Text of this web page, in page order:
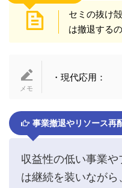
セミの抜け
は撤退するの
・現代応用：
事業撤退やリソース再
収益性の低い事業
は継続を装いなが